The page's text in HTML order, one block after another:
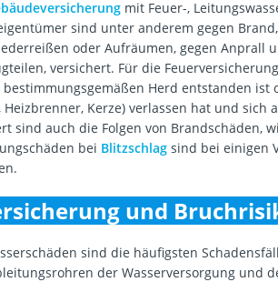
mit Feuer-,
sind unter anderem gegen
oder Aufräumen, gegen Anprall
versichert. Für die
Herd entstanden ist
Heizbrenner, Kerze) verlassen hat und sich
sind auch die Folgen von Brandschäden,
bei Blitzschlag sind bei einigen
und
sind die häufigsten
der Wasserversorgung und